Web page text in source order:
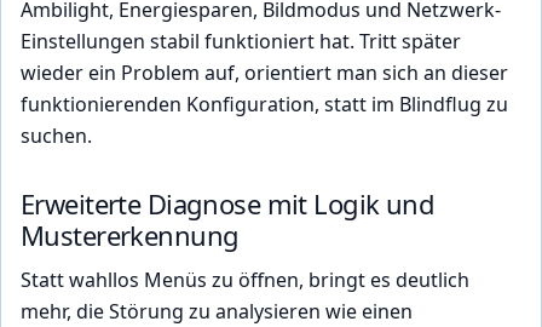
Ambilight, Energiesparen, Bildmodus und Netzwerk-
Einstellungen stabil funktioniert hat. Tritt später
wieder ein Problem auf, orientiert man sich an dieser
funktionierenden Konfiguration, statt im Blindflug zu
suchen.
Erweiterte Diagnose mit Logik und
Mustererkennung
Statt wahllos Menüs zu öffnen, bringt es deutlich
mehr, die Störung zu analysieren wie einen